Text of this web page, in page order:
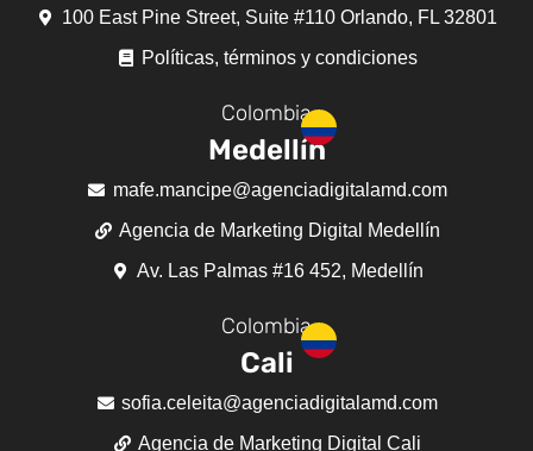
100 East Pine Street, Suite #110 Orlando, FL 32801
Políticas, términos y condiciones
Colombia
Medellín
mafe.mancipe@agenciadigitalamd.com
Agencia de Marketing Digital Medellín
Av. Las Palmas #16 452, Medellín
Colombia
Cali
sofia.celeita@agenciadigitalamd.com
Agencia de Marketing Digital Cali